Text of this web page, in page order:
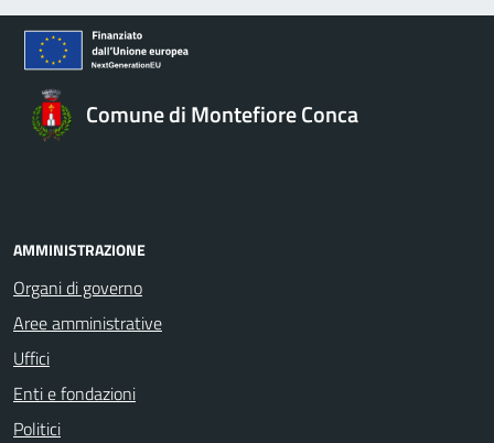
Comune di Montefiore Conca
AMMINISTRAZIONE
Organi di governo
Aree amministrative
Uffici
Enti e fondazioni
Politici